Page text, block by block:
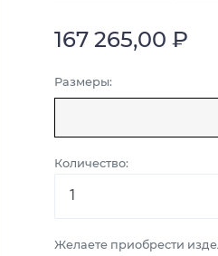
167 265,00 ₽
Размеры:
Количество:
Желаете приобрести